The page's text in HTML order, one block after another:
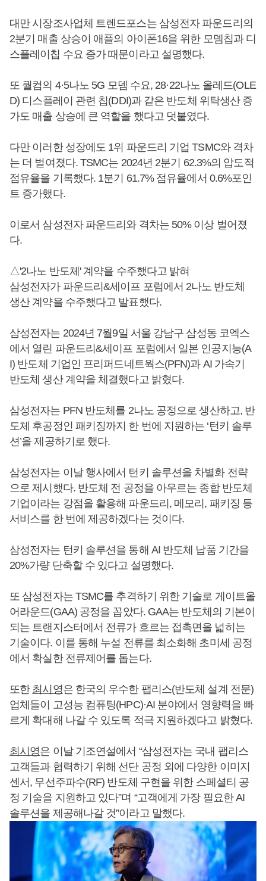
대만 시장조사업체 트렌드포스는 삼성전자 파운드리의
2분기 매출 상승이 애플의 아이폰16을 위한 모뎀칩과 디
스플레이칩 수요 증가 때문이라고 설명했다.
또 퀄컴의 4·5나노 5G 모뎀 수요, 28·22나노 올레드(OLE
D) 디스플레이 관련 칩(DDI)과 같은 반도체 위탁생산 증
가도 매출 상승에 큰 역할을 했다고 덧붙였다.
다만 이러한 성장에도 1위 파운드리 기업 TSMC와 격차
는 더 벌여졌다. TSMC는 2024년 2분기 62.3%의 압도적
점유율을 기록했다. 1분기 61.7% 점유율에서 0.6%포인
트 증가했다.
이로서 삼성전자 파운드리와 격차는 50% 이상 벌어졌
다.
△'2나노 반도체' 계약을 수주했다고 밝혀
삼성전자가 파운드리&세이프 포럼에서 2나노 반도체
생산 계약을 수주했다고 발표했다.
삼성전자는 2024년 7월9일 서울 강남구 삼성동 코엑스
에서 열린 파운드리&세이프 포럼에서 일본 인공지능(A
I) 반도체 기업인 프리퍼드네트웍스(PFN)과 AI 가속기
반도체 생산 계약을 체결했다고 밝혔다.
삼성전자는 PFN 반도체를 2나노 공정으로 생산하고, 반
도체 후공정인 패키징까지 한 번에 지원하는 ‘턴키 솔루
션’을 제공하기로 했다.
삼성전자는 이날 행사에서 턴키 솔루션을 차별화 전략
으로 제시했다. 반도체 전 공정을 아우르는 종합 반도체
기업이라는 강점을 활용해 파운드리, 메모리, 패키징 등
서비스를 한 번에 제공하겠다는 것이다.
삼성전자는 턴키 솔루션을 통해 AI 반도체 납품 기간을
20%가량 단축할 수 있다고 설명했다.
또 삼성전자는 TSMC를 추격하기 위한 기술로 게이트올
어라운드(GAA) 공정을 꼽았다. GAA는 반도체의 기본이
되는 트랜지스터에서 전류가 흐르는 접촉면을 넓히는
기술이다. 이를 통해 누설 전류를 최소화해 초미세 공정
에서 확실한 전류제어를 돕는다.
또한 최시영은 한국의 우수한 팹리스(반도체 설계 전문)
업체들이 고성능 컴퓨팅(HPC)·AI 분야에서 영향력을 빠
르게 확대해 나갈 수 있도록 적극 지원하겠다고 밝혔다.
최시영은 이날 기조연설에서 “삼성전자는 국내 팹리스
고객들과 협력하기 위해 선단 공정 외에 다양한 이미지
센서, 무선주파수(RF) 반도체 구현을 위한 스페셜티 공
정 기술을 지원하고 있다”며 “고객에게 가장 필요한 AI
솔루션을 제공해나갈 것”이라고 말했다.